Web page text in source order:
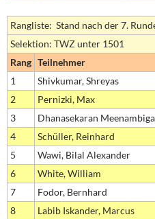
Rangliste: Stand nach der 7.
Selektion: TWZ unter 1501
Rang Teilnehmer
1
Shivkumar, Shreyas
2
Pernizki, Max
3
Dhanasekaran
4
Schüller, Reinhard
5
Wawi, Bilal Alexander
6
White, William
7
Fodor, Bernhard
8
Labib Iskander, Marcus